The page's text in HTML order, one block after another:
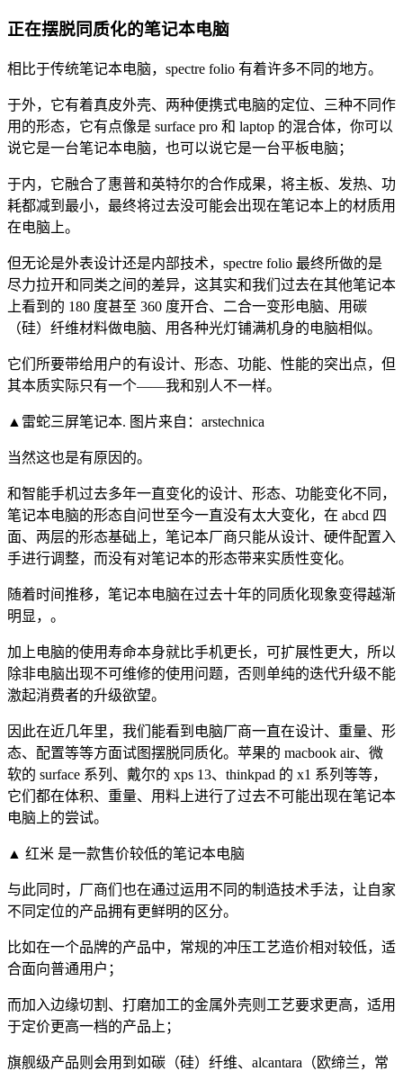
正在摆脱同质化的笔记本电脑
相比于传统笔记本电脑，spectre folio 有着许多不同的地方。
于外，它有着真皮外壳、两种便携式电脑的定位、三种不同作
用的形态，它有点像是 surface pro 和 laptop 的混合体，你可以
说它是一台笔记本电脑，也可以说它是一台平板电脑；
于内，它融合了惠普和英特尔的合作成果，将主板、发热、功
耗都减到最小，最终将过去没可能会出现在笔记本上的材质用
在电脑上。
但无论是外表设计还是内部技术，spectre folio 最终所做的是
尽力拉开和同类之间的差异，这其实和我们过去在其他笔记本
上看到的 180 度甚至 360 度开合、二合一变形电脑、用碳
（硅）纤维材料做电脑、用各种光灯铺满机身的电脑相似。
它们所要带给用户的有设计、形态、功能、性能的突出点，但
其本质实际只有一个——我和别人不一样。
▲雷蛇三屏笔记本. 图片来自：arstechnica
当然这也是有原因的。
和智能手机过去多年一直变化的设计、形态、功能变化不同，
笔记本电脑的形态自问世至今一直没有太大变化，在 abcd 四
面、两层的形态基础上，笔记本厂商只能从设计、硬件配置入
手进行调整，而没有对笔记本的形态带来实质性变化。
随着时间推移，笔记本电脑在过去十年的同质化现象变得越渐
明显，。
加上电脑的使用寿命本身就比手机更长，可扩展性更大，所以
除非电脑出现不可维修的使用问题，否则单纯的迭代升级不能
激起消费者的升级欲望。
因此在近几年里，我们能看到电脑厂商一直在设计、重量、形
态、配置等等方面试图摆脱同质化。苹果的 macbook air、微
软的 surface 系列、戴尔的 xps 13、thinkpad 的 x1 系列等等，
它们都在体积、重量、用料上进行了过去不可能出现在笔记本
电脑上的尝试。
▲ 红米 是一款售价较低的笔记本电脑
与此同时，厂商们也在通过运用不同的制造技术手法，让自家
不同定位的产品拥有更鲜明的区分。
比如在一个品牌的产品中，常规的冲压工艺造价相对较低，适
合面向普通用户；
而加入边缘切割、打磨加工的金属外壳则工艺要求更高，适用
于定价更高一档的产品上；
旗舰级产品则会用到如碳（硅）纤维、alcantara（欧缔兰，常